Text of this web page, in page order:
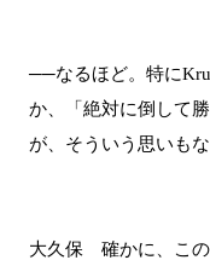
──なるほど。特に
か、「絶対に倒して
が、そういう思いもな
大久保 確かに、この